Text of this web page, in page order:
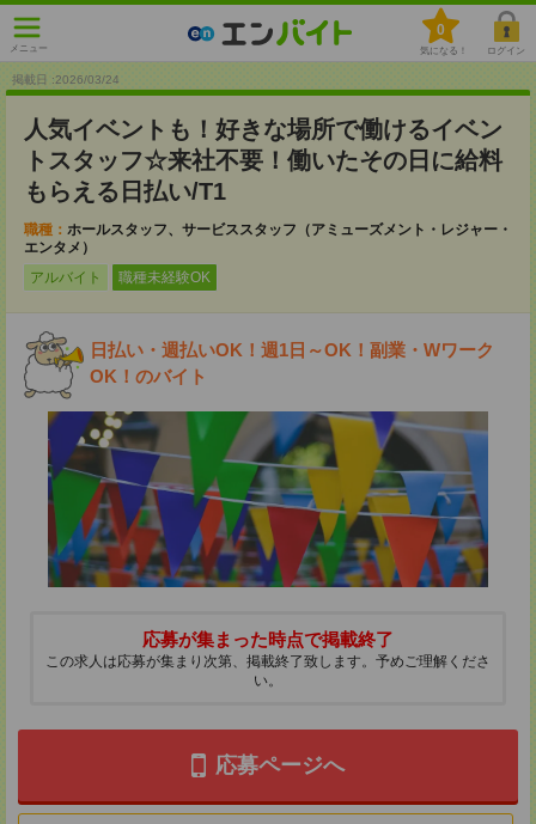
メニュー
0
気になる！ ログイン
掲載日 :2026/03/24
人気イベントも！好きな場所で働けるイベン
トスタッフ☆来社不要！働いたその日に給料
もらえる日払い/T1
職種： ホールスタッフ、サービススタッフ（アミューズメント・レジャー・
エンタメ）
アルバイト
職種未経験OK
日払い・週払いOK！週1日～OK！副業・Wワーク
OK！のバイト
応募が集まった時点で掲載終了
この求人は応募が集まり次第、掲載終了致します。予めご理解くださ
い。
応募ページへ